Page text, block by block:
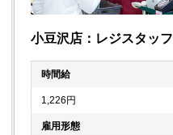
小豆沢店：レジスタッフ
時間給
1,226円
雇用形態